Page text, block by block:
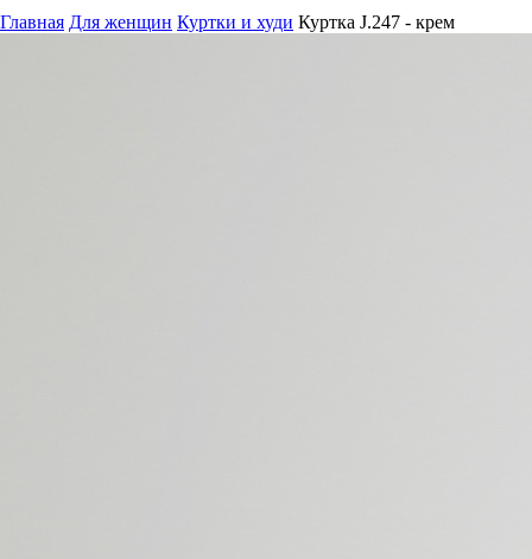
Главная Для женщин Куртки и худи Куртка J.247 - крем